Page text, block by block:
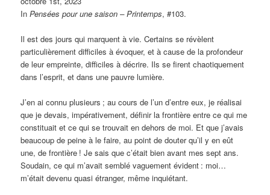
InPensées pour une saison – Printemps, #103.
Il est des jours qui marquent à vie. Certains se révèlent
particulièrement difficiles à évoquer, et à cause de la profondeur
de leur empreinte, difficiles à décrire. Ils se firent chaotiquement
dans l’esprit, et dans une pauvre lumière.
J’en ai connu plusieurs ; au cours de l’un d’entre eux, je réalisai
que je devais, impérativement, définir la frontière entre ce qui me
constituait et ce qui se trouvait en dehors de moi. Et que j’avais
beaucoup de peine à le faire, au point de douter qu’il y en eût
une, de frontière ! Je sais que c’était bien avant mes sept ans.
Soudain, ce qui m’avait semblé vaguement évident : moi…
m’était devenu quasi étranger, même inquiétant.